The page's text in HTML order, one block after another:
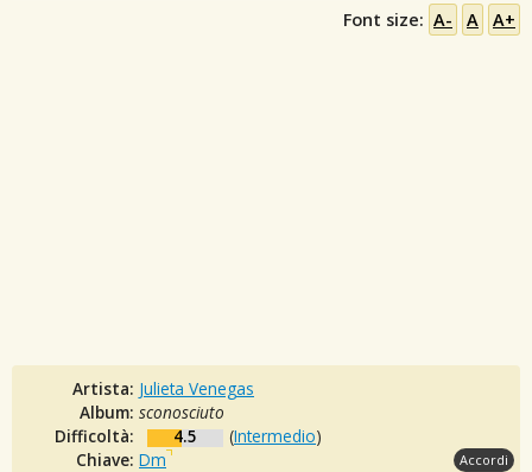
Font size: A- A A+
Artista: Julieta Venegas
Album: sconosciuto
Difficoltà:
4.5 (Intermedio)
Chiave: Dm Accordi